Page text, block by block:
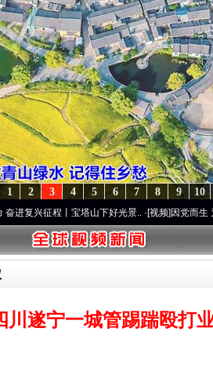
10
9
8
7
6
5
4
3
2
1
丨宝塔山下好光景..·[视频]因党而生 为党而战——
川遂宁一城管踢踹殴打